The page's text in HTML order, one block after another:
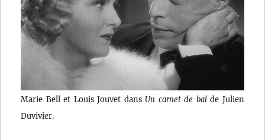
Marie Bell et Louis Jouvet dansUn carnet de balde Julien
Duvivier.